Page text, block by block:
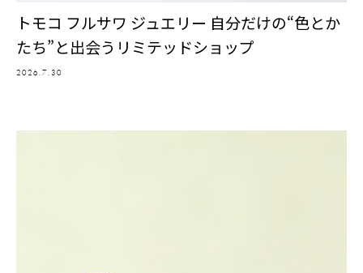
トモコ フルサワ ジュエリー 自分だけの“色とか
たち”と出会うリミテッドショップ
2026.7.30